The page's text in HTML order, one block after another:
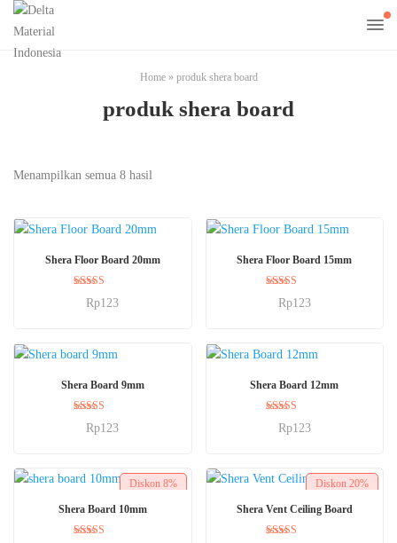
Home» produk shera board
produk shera board
Menampilkan semua 8 hasil
Shera Floor Board 20mm
Dinilai
5.00
Rp123
Shera Floor Board 15mm
Dinilai
5.00
Rp123
Shera Board 9mm
Dinilai
5.00
Rp123
Shera Board 12mm
Dinilai
5.00
Rp123
Diskon 8%
BELI SEKARANG
Shera Board 10mm
Diskon 20%
BELI SEKARANG
Shera Vent Ceiling Board